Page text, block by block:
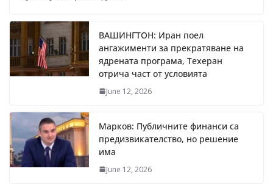
ВАШИНГТОН: Иран поел
ангажименти за прекратяване на
ядрената програма, Техеран
отрича част от условията
June 12, 2026
Марков: Публичните финанси са
предизвикателство, но решение
има
June 12, 2026